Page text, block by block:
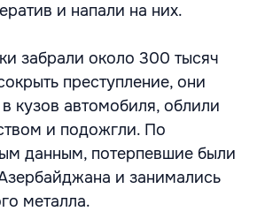
и напали на них.
забрали около 300 тысяч
преступление, они
кузов автомобиля, облили
и подожгли. По
данным, потерпевшие были
и занимались
металла.